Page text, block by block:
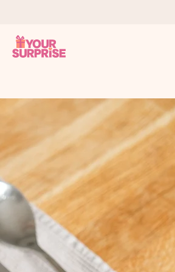
gi gaven i tide, når den betyr aller mest.
som virkelig berører hjertet. Ikke noe